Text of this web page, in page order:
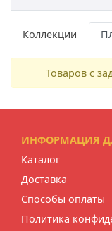
Тип плитки
Коллекции
Товаров с
ИНФОРМАЦИЯ
Каталог
Доставка
Способы оплаты
Политика